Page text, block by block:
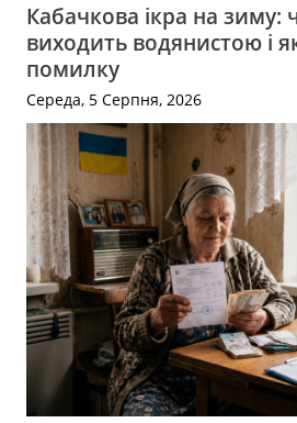
Кабачкова ікра на зиму:
виходить водянистою і
помилку
Середа, 5 Серпня, 2026